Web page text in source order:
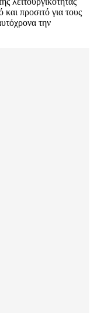
προσιτό για τους
την